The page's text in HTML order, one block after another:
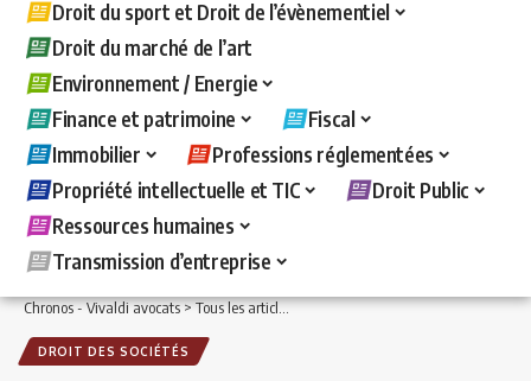
Droit du sport et Droit de l’évènementiel
Droit du marché de l’art
Environnement / Energie
Finance et patrimoine
Fiscal
Immobilier
Professions réglementées
Propriété intellectuelle et TIC
Droit Public
Ressources humaines
Transmission d’entreprise
Chronos - Vivaldi avocats>Tous les articles >Affaires / Finances>Droit des
DROIT DES SOCIÉTÉS